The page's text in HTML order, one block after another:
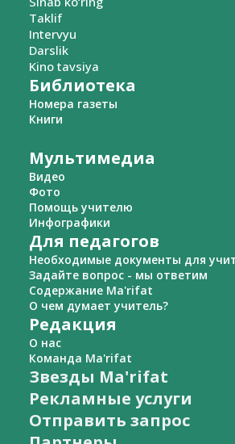
Taklif
Intervyu
Darslik
Kino tavsiya
Библиотека
Номера газеты
Книги
Мультимедиа
Видео
Фото
Помощь учителю
Инфографики
Для педагогов
Необходимые документы для
Задайте вопрос - мы ответим
Содержание Ma'rifat
О чем думает учитель?
Редакция
О нас
Команда Ma'rifat
Звезды Ma'rifat
Рекламные услуги
Отправить запрос